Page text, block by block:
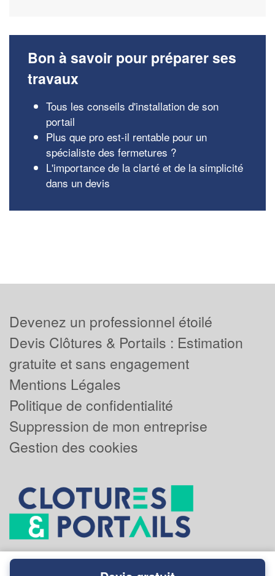
Bon à savoir pour préparer ses
travaux
Tous les conseils d'installation de son
portail
Plus que pro est-il rentable pour un
spécialiste des fermetures ?
L'importance de la clarté et de la simplicité
dans un devis
Devenez un professionnel étoilé
Devis Clôtures & Portails : Estimation
gratuite et sans engagement
Mentions Légales
Politique de confidentialité
Suppression de mon entreprise
Gestion des cookies